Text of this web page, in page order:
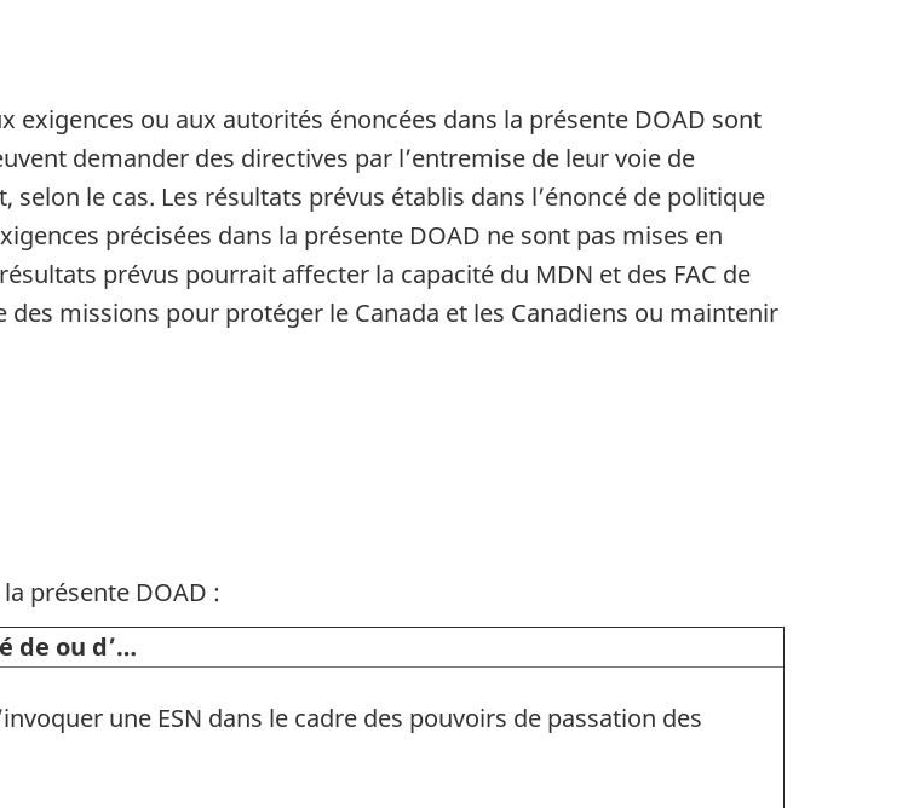
exigences ou aux autorités énoncées dans la présente DOAD sont
demander des directives par l’entremise de leur voie de
le cas. Les résultats prévus établis dans l’énoncé de politique
précisées dans la présente DOAD ne sont pas mises en
prévus pourrait affecter la capacité du MDN et des FAC de
missions pour protéger le Canada et les Canadiens ou maintenir
présente DOAD :
d’…
une ESN dans le cadre des pouvoirs de passation des